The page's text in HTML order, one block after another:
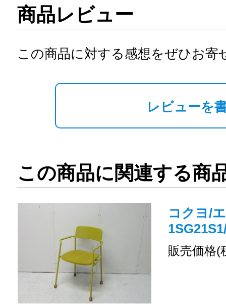
商品レビュー
この商品に対する感想をぜひお寄
レビューを
この商品に関連する商
コクヨ/
販売価格(